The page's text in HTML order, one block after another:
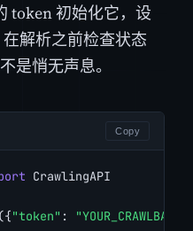
token 初始化它，设
解析之前检查状态
是悄无声息。
Copy
CrawlingAPI
({"token" :